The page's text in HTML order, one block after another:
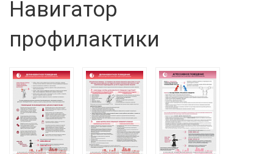
Навигатор
профилактики